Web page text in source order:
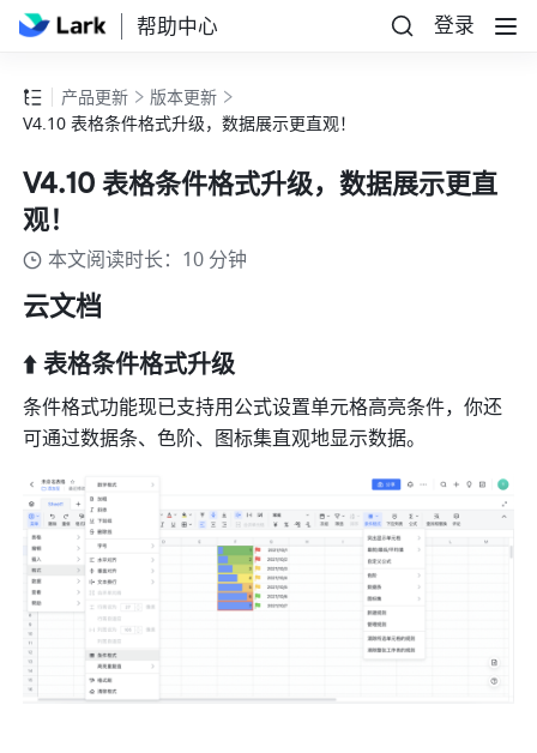
帮助中心 登录
产品更新
版本更新
V4.10 表格条件格式升级，数据展示更直观！
V4.10 表格条件格式升级，数据展示更直
观！
本文阅读时长：10 分钟
云文档
⬆️ 表格条件格式升级
条件格式功能现已支持用公式设置单元格高亮条件，你还
可通过数据条、色阶、图标集直观地显示数据。